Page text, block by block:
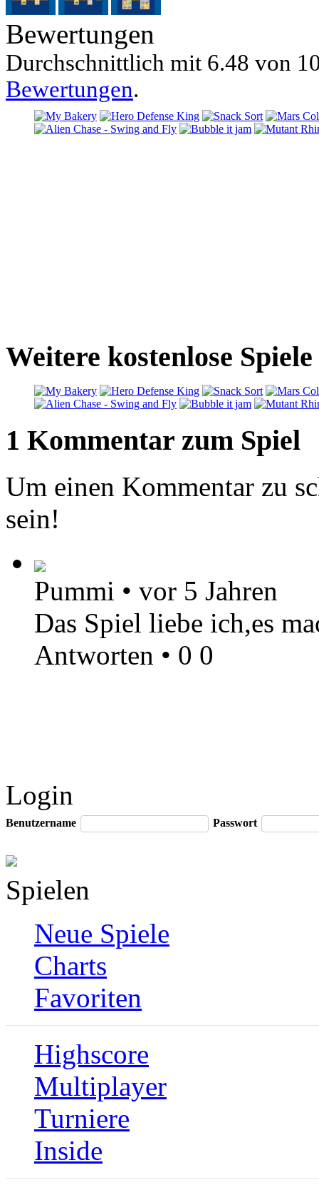
Bewertungen
Durchschnittlich mit 6.48 von
Bewertungen.
Weitere kostenlose
1 Kommentar zum Spiel
Um einen Kommentar zu
sein!
Pummi • vor 5 Jahren
Das Spiel liebe ich,es
Antworten • 0 0
Login
Benutzername Passwort
Spielen
Neue Spiele
Charts
Favoriten
Highscore
Multiplayer
Turniere
Inside